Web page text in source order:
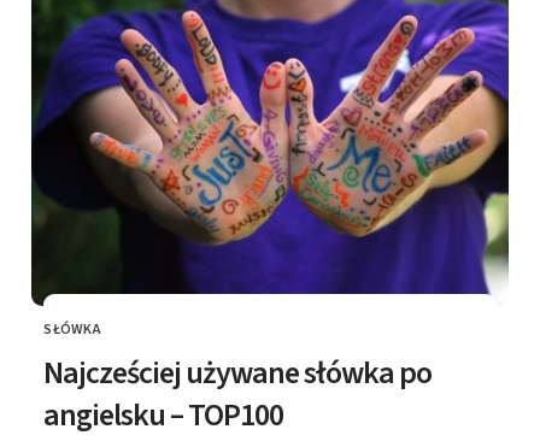
KATEGORIE
SŁÓWKA
Najcześciej używane słówka po
angielsku – TOP100